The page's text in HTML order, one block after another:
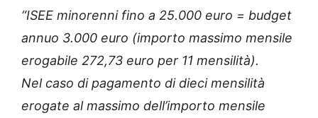
“ISEE minorenni fino a 25.000 euro = budget
annuo 3.000 euro (importo massimo mensile
erogabile 272,73 euro per 11 mensilità).
Nel caso di pagamento di dieci mensilità
erogate al massimo dell’importo mensile